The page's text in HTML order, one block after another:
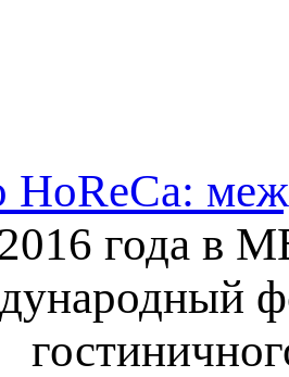
HoRеСа:
года в